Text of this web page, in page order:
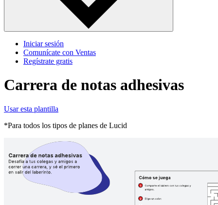
Iniciar sesión
Comunícate con Ventas
Regístrate gratis
Carrera de notas adhesivas
Usar esta plantilla
*Para todos los tipos de planes de Lucid